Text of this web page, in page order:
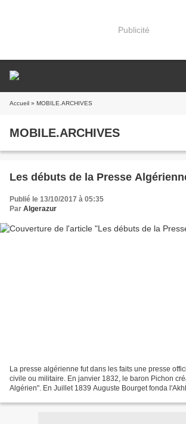
Publicité
Accueil » MOBILE.ARCHIVES
MOBILE.ARCHIVES
Les débuts de la Presse
Publié le 13/10/2017 à 05:35
Par Algerazur
La presse algérienne fut dans les faits une presse
civile ou militaire. En janvier 1832, le baron Pichon
Algérien". En Juillet 1839 Auguste Bourget fonda